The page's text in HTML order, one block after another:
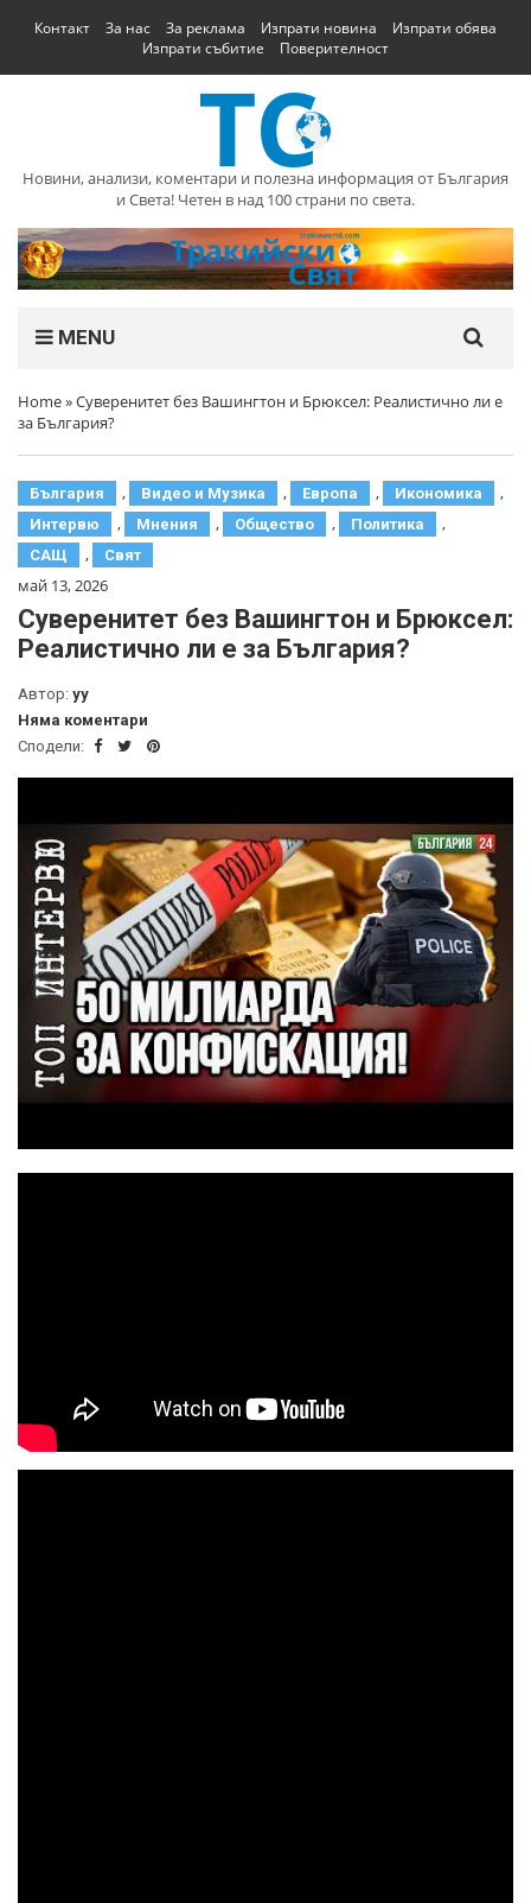
Контакт За нас За реклама Изпрати новина
Изпрати обява
Изпрати събитие
Поверителност
Новини, анализи, коментари и полезна информация от България
и Света! Четен в над 100 страни по света.
MENU
Home»Суверенитет без Вашингтон и Брюксел: Реалистично ли е
за България?
България , Видео и Музика , Европа , Икономика ,
Интервю , Мнения , Общество , Политика ,
САЩ , Свят
май 13, 2026
Суверенитет без Вашингтон и Брюксел:
Реалистично ли е за България?
Автор: yy
Няма коментари
Сподели: